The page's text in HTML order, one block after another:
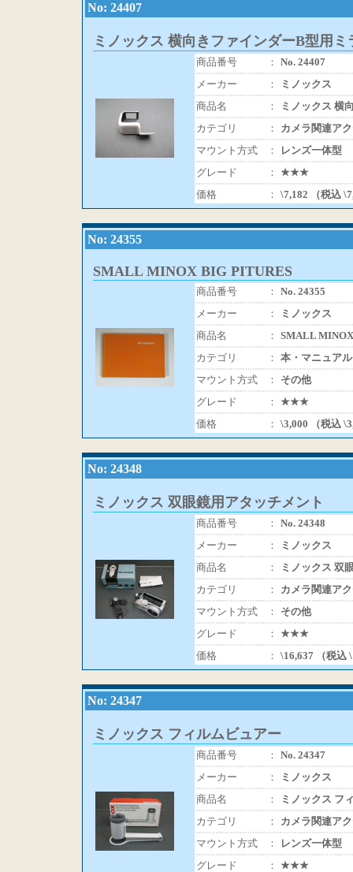
No: 24407
ミノックス 横向きファインダーB型用ミ
商品番号 ： No. 24407
メーカー
：
ミノックス
商品名
：
ミノックス 横
カテゴリ
：
カメラ関連ア
マウント方式
：
レンズ一体型
グレード
： ★★★
価格
： \7,182 （税込
No: 24355
SMALL MINOX BIG PITURES
商品番号 ： No. 24355
メーカー
：
ミノックス
商品名
： SMALL
カテゴリ
： 本・マニュア
マウント方式
：
その他
グレード
： ★★★
価格
： \3,000 （税込
No: 24348
ミノックス 双眼鏡用アタッチメント
商品番号 ： No. 24348
メーカー
：
ミノックス
商品名
：
ミノックス 双
カテゴリ
：
カメラ関連ア
マウント方式
：
その他
グレード
： ★★★
価格
： \16,637 （税込
No: 24347
ミノックス フィルムビュアー
商品番号 ： No. 24347
メーカー
：
ミノックス
商品名
：
ミノックス フ
カテゴリ
：
カメラ関連ア
マウント方式
：
レンズ一体型
グレード
： ★★★